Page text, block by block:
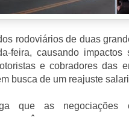
rodoviários de duas
feira, causando impactos
e cobradores das
busca de um reajuste
que as negociações